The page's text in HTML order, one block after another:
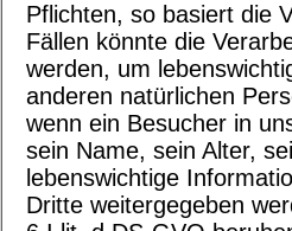
Pflichten, so basiert die
Fällen könnte die
werden, um
anderen natürlichen
wenn ein Besucher in
sein Name, sein Alter,
lebenswichtige
Dritte weitergegeben